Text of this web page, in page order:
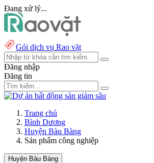
Đang xử lý...
Gói dịch vụ Rao vặt
Đăng nhập
Đăng tin
Trang chủ
Bình Dương
Huyện Bàu Bàng
Sản phẩm công nghiệp
Huyện Bàu Bàng